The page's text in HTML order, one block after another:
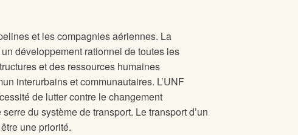
et les compagnies aériennes. La
développement rationnel de toutes les
et des ressources humaines
interurbains et communautaires. L’UNF
de lutter contre le changement
du système de transport. Le transport d’un
une priorité.